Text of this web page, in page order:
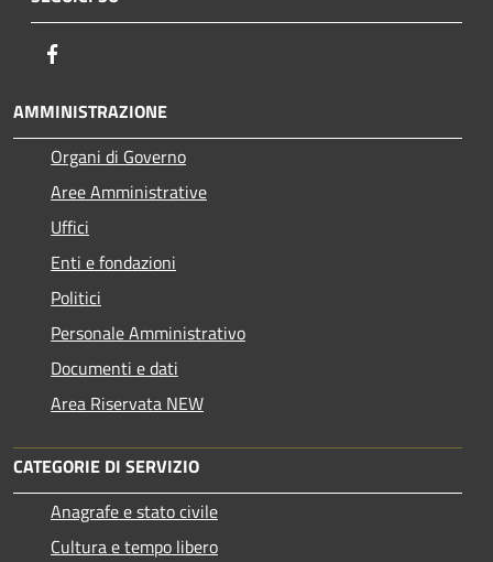
AMMINISTRAZIONE
Organi di Governo
Aree Amministrative
Uffici
Enti e fondazioni
Politici
Personale Amministrativo
Documenti e dati
Area Riservata NEW
CATEGORIE DI SERVIZIO
Anagrafe e stato civile
Cultura e tempo libero